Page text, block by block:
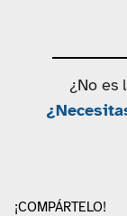
¿No es
¡COMPÁRTELO!